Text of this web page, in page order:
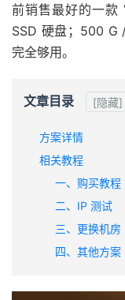
前销售最好的一款
SSD 硬盘；500 G
完全够用。
文章目录 [隐藏]
方案详情
相关教程
一、购买教程
二、IP 测试
三、更换机房
四、其他方案